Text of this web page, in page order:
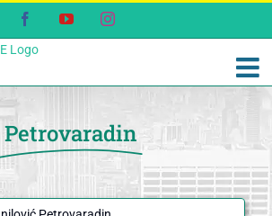
FacebookYouTubeInstagram
Petrovaradin